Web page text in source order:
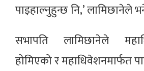
पाइहाल्नुहुन्छ नि,’ लामिछानेले
सभापति लामिछानेले
होमिएको र महाधिवेशनमार्फत